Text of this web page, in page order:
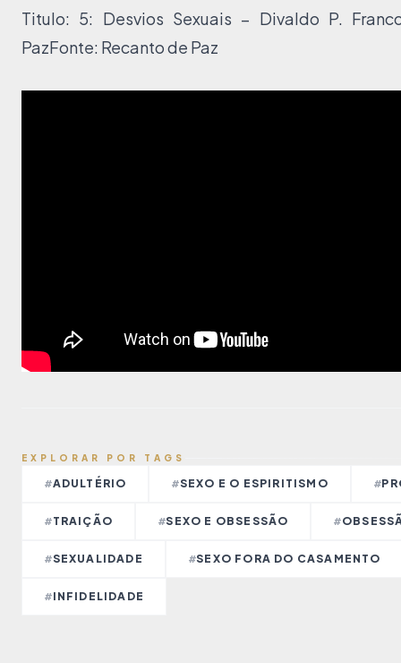
Titulo: 5: Desvios Sexuais – Divaldo P.
PazFonte: Recanto de Paz
EXPLORAR POR TAGS
#ADULTÉRIO #SEXO E O ESPIRITISMO #
#TRAIÇÃO #SEXO E OBSESSÃO #
#SEXUALIDADE #SEXO FORA DO CASAMENTO
#INFIDELIDADE